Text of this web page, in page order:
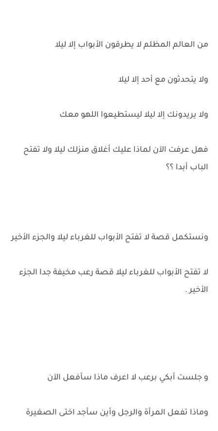
من العالم المظلم لا يطرقون الأبواب إلا ليلا
ولا يتحدثون مع أحد إلا ليلا
ولا يريدونك إلا ليلا ليستطيعوا اللهو معك
فهل عرفت الآن لماذا عليك أغلاق منزلك ليلا ولا تفتح
الباب أبدا ؟؟
ونستكمل قصة لا تفتح الأبواب للغرباء ليلا والجزء الأخير
لا تفتح الأبواب للغرباء ليلا قصة رعب مخيفة جدا الجزء
الأخير .
و جلست أبكي برعب لا اعرف ماذا سأفعل الآن
وماذا تفعل المرأة والرجل وأين سأجد اختى الصغيرة